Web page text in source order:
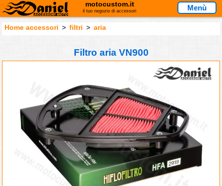
motocustom.it
il tuo negozio di accessori Menù
Home accessori > filtri > aria
Filtro aria VN900